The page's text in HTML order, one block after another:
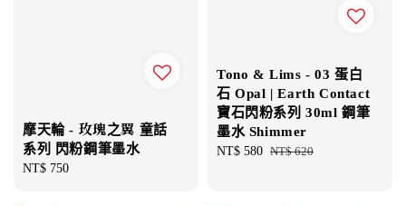
摩天輪 - 玫瑰之翼 童話
系列 閃粉鋼筆墨水
Regular
NT$ 750
Tono & Lims - 03 蛋白
石 Opal | Earth Contact
寶石閃粉系列 30ml 鋼筆
墨水 Shimmer
Sale
NT$ 580 Regular
NT$ 620